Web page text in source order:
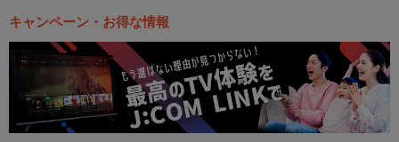
キャンペーン・お得な情報